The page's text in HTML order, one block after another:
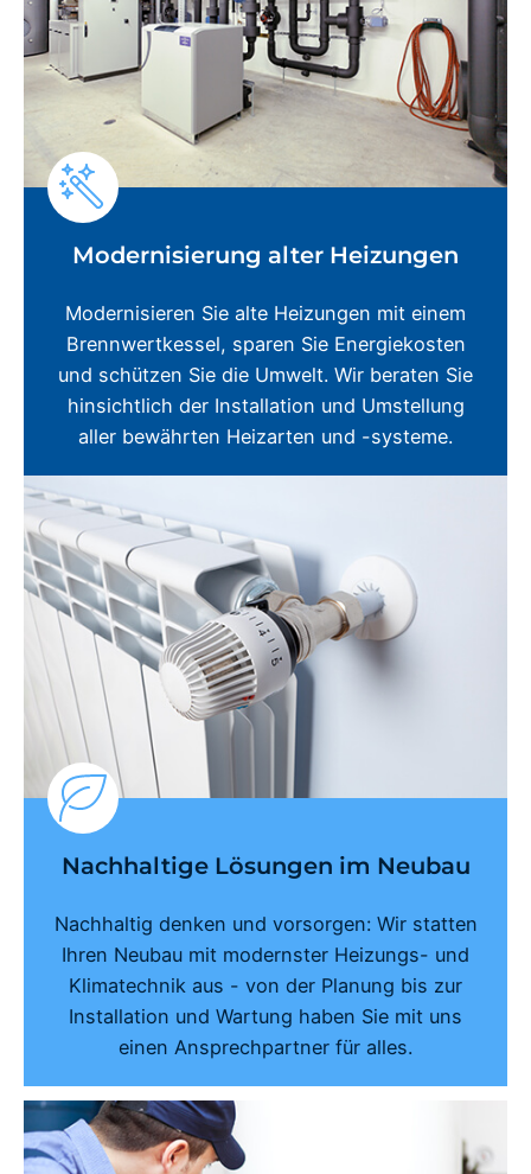
Modernisierung alter Heizungen
Modernisieren Sie alte Heizungen mit einem
Brennwertkessel, sparen Sie Energiekosten
und schützen Sie die Umwelt. Wir beraten Sie
hinsichtlich der Installation und Umstellung
aller bewährten Heizarten und -systeme.
Nachhaltige Lösungen im Neubau
Nachhaltig denken und vorsorgen: Wir statten
Ihren Neubau mit modernster Heizungs- und
Klimatechnik aus - von der Planung bis zur
Installation und Wartung haben Sie mit uns
einen Ansprechpartner für alles.